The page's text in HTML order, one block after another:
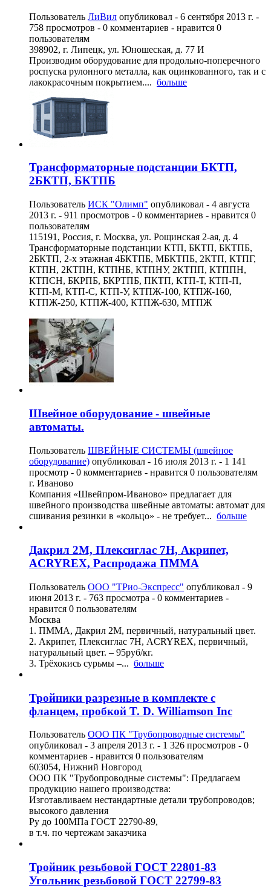
Пользователь ЛиВил опубликовал - 6 сентября 2013 г. -
758 просмотров - 0 комментариев - нравится 0
пользователям
398902, г. Липецк, ул. Юношеская, д. 77 И
Производим оборудование для продольно-поперечного
роспуска рулонного металла, как оцинкованного, так и с
лакокрасочным покрытием.... больше
Трансформаторные подстанции БКТП,
2БКТП, БКТПБ
Пользователь ИСК "Олимп" опубликовал - 4 августа
2013 г. - 911 просмотров - 0 комментариев - нравится 0
пользователям
115191, Россия, г. Москва, ул. Рощинская 2-ая, д. 4
Трансформаторные подстанции КТП, БКТП, БКТПБ,
2БКТП, 2-х этажная 4БКТПБ, МБКТПБ, 2КТП, КТПГ,
КТПН, 2КТПН, КТПНБ, КТПНУ, 2КТПП, КТППН,
КТПСН, БКРПБ, БКРТПБ, ПКТП, КТП-Т, КТП-П,
КТП-М, КТП-С, КТП-У, КТПЖ-100, КТПЖ-160,
КТПЖ-250, КТПЖ-400, КТПЖ-630, МТПЖ
Швейное оборудование - швейные
автоматы.
Пользователь ШВЕЙНЫЕ СИСТЕМЫ (швейное
оборудование) опубликовал - 16 июля 2013 г. - 1 141
просмотр - 0 комментариев - нравится 0 пользователям
г. Иваново
Компания «Швейпром-Иваново» предлагает для
швейного производства швейные автоматы: автомат для
сшивания резинки в «кольцо» - не требует... больше
Дакрил 2М, Плексиглас 7Н, Акрипет,
ACRYREX, Распродажа ПММА
Пользователь ООО "ТРио-Экспресс" опубликовал - 9
июня 2013 г. - 763 просмотра - 0 комментариев -
нравится 0 пользователям
Москва
1. ПММА, Дакрил 2М, первичный, натуральный цвет.
2. Акрипет, Плексиглас 7Н, ACRYREX, первичный,
натуральный цвет. – 95руб/кг.
3. Трёхокись сурьмы –... больше
Тройники разрезные в комплекте с
фланцем, пробкой T. D. Williamson Inc
Пользователь ООО ПК "Трубопроводные системы"
опубликовал - 3 апреля 2013 г. - 1 326 просмотров - 0
комментариев - нравится 0 пользователям
603054, Нижний Новгород
ООО ПК "Трубопроводные системы": Предлагаем
продукцию нашего производства:
Изготавливаем нестандартные детали трубопроводов;
высокого давления
Ру до 100МПа ГОСТ 22790-89,
в т.ч. по чертежам заказчика
Тройник резьбовой ГОСТ 22801-83
Угольник резьбовой ГОСТ 22799-83